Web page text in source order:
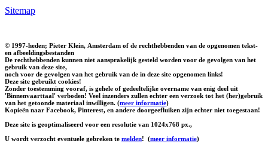
Sitemap
© 1997-heden; Pieter Klein, Amsterdam of de rechthebbenden van de opgenomen tekst-
en afbeeldingsbestanden
De rechthebbenden kunnen niet aansprakelijk gesteld worden voor de gevolgen van het
gebruik van deze site,
noch voor de gevolgen van het gebruik van de in deze site opgenomen links!
Deze site gebruikt cookies!
Zonder toestemming vooraf, is gehele of gedeeltelijke overname van enig deel uit
'Binnenvaarttaal' verboden! Veel inzenders zullen echter een verzoek tot het (her)gebruik
van het getoonde materiaal inwilligen. (meer informatie)
Kopieën naar Facebook, Pinterest, en andere doorgeefluiken zijn echter niet toegestaan!
Deze site is geoptimaliseerd voor een resolutie van 1024x768 px.,
U wordt verzocht eventuele gebreken te melden! (meer informatie)